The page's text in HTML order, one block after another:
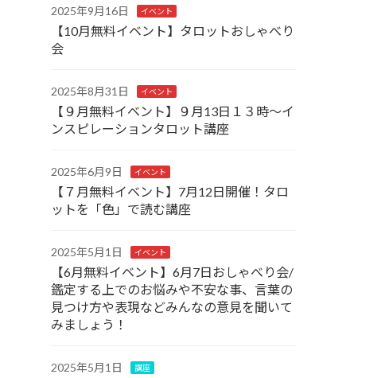
2025年9月16日 イベント
【10月無料イベント】タロットおしゃべり
会
2025年8月31日 イベント
【９月無料イベント】９月13日１３時～イ
ンスピレーションタロット講座
2025年6月9日 イベント
【７月無料イベント】7月12日開催！タロ
ットを「色」で読む講座
2025年5月1日 イベント
【6月無料イベント】6月7日おしゃべり会/
鑑定する上でのお悩みや不安な事、言葉の
見つけ方や表現などみんなの意見を聞いて
みましょう！
2025年5月1日 講座